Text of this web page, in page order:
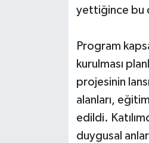
yettiğince bu
Program
kurulması
projesinin
alanları,
edildi.
duygusal